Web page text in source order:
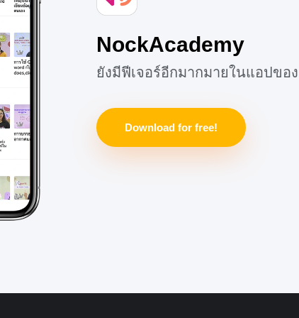
NockAcademy
ยังมีฟีเจอร์อีกมากมายในแอปของ
Download for free!